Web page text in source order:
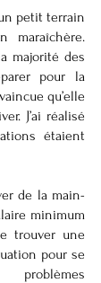
petit terrain
maraîchère.
majorité des
pour la
qu’elle
J’ai réalisé
étaient
de la main-
minimum
trouver une
pour se